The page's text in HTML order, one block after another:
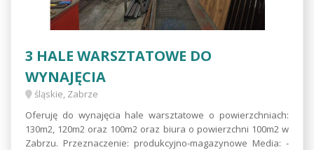
3 HALE WARSZTATOWE DO
WYNAJĘCIA
śląskie, Zabrze
Oferuję do wynajęcia hale warsztatowe o powierzchniach:
130m2, 120m2 oraz 100m2 oraz biura o powierzchni 100m2 w
Zabrzu. Przeznaczenie: produkcyjno-magazynowe Media: -